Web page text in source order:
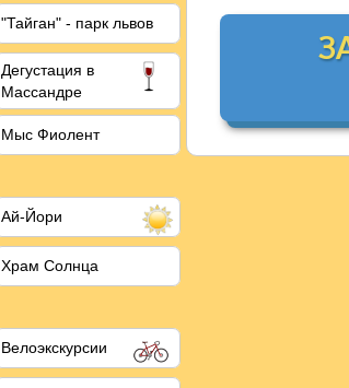
"Тайган" - парк львов
Дегустация в
Массандре
Мыс Фиолент
Ай-Йори
Храм Солнца
Велоэкскурсии